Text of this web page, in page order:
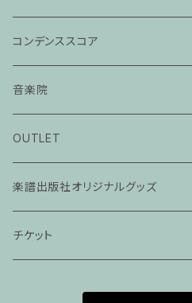
コンデンススコア
音楽院
ピアノ科３０分レッスン
ピアノ科４５分レッスン
家族割プラン
OUTLET
楽譜出版社オリジナルグッズ
アパレル
チケット